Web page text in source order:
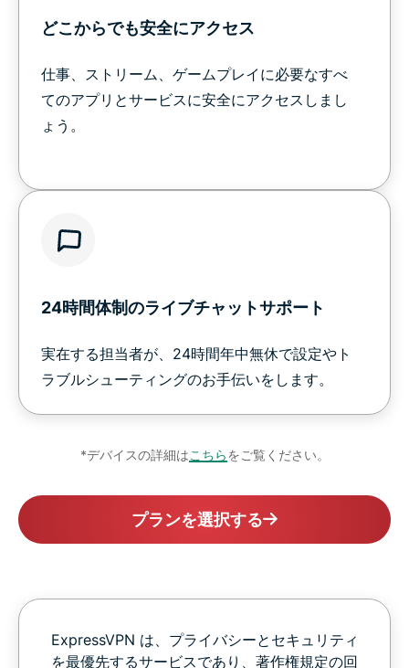
どこからでも安全にアクセス
仕事、ストリーム、ゲームプレイに必要なすべ
てのアプリとサービスに安全にアクセスしまし
ょう。
24時間体制のライブチャットサポート
実在する担当者が、24時間年中無休で設定やト
ラブルシューティングのお手伝いをします。
*デバイスの詳細はこちらをご覧ください。
プランを選択する
ExpressVPN は、プライバシーとセキュリティ
を最優先するサービスであり、著作権規定の回